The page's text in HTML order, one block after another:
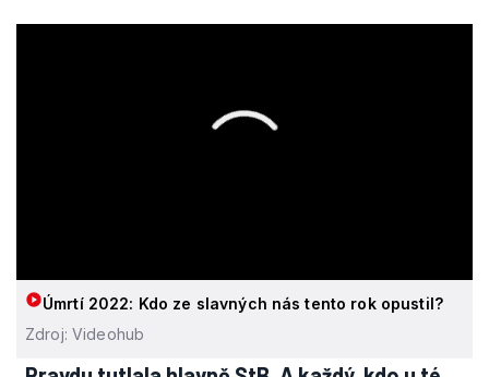
Úmrtí 2022: Kdo ze slavných nás tento rok opustil?
Zdroj: Videohub